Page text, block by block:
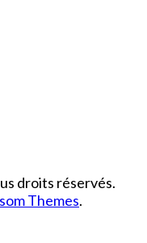
droits réservés.
Themes.